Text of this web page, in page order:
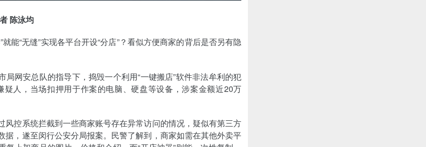
陈泳均
就能“无缝”实现各平台开设“分店”？看似方便商家的背后是否另有隐
局网安总队的指导下，捣毁一个利用“一键搬店”软件非法牟利的犯
疑人，当场扣押用于作案的电脑、硬盘等设备，涉案金额近20万
风控系统拦截到一些商家账号存在异常访问的情况，疑似有第三方
据，遂至闵行公安分局报案。民警了解到，商家如需在其他外卖平